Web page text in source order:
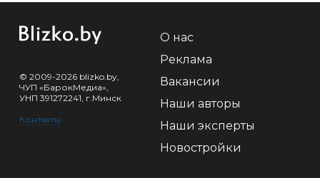
© 2009-2026 blizko.by,
ЧУП «БарокМедиа»,
УНП 391272241, г.Минск
Контакты
О нас
Реклама
Вакансии
Наши авторы
Наши эксперты
Новостройки